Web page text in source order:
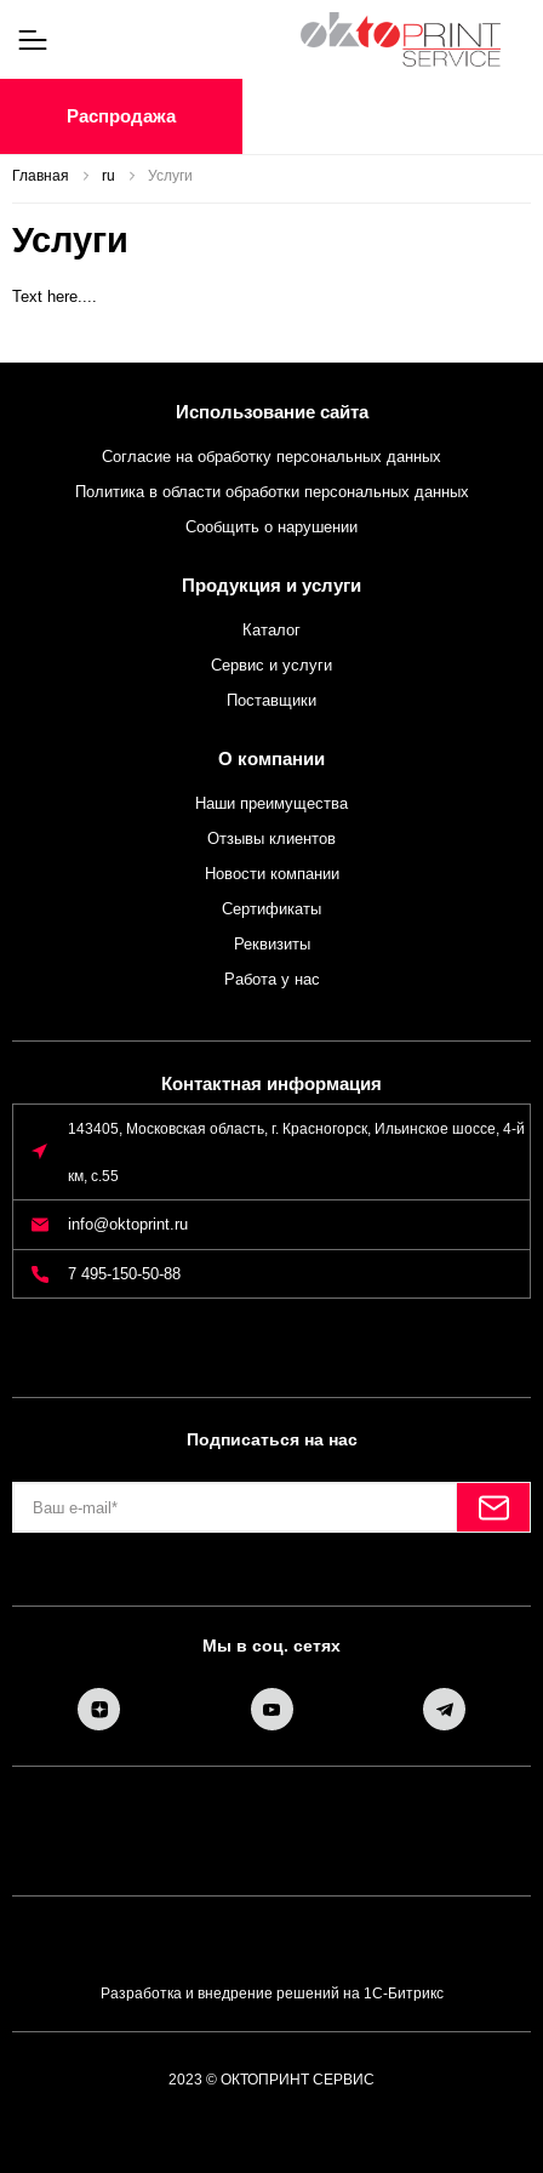
Распродажа
Главная ru Услуги
Услуги
Text here....
Использование сайта
Согласие на обработку персональных данных
Политика в области обработки персональных данных
Сообщить о нарушении
Продукция и услуги
Каталог
Сервис и услуги
Поставщики
О компании
Наши преимущества
Отзывы клиентов
Новости компании
Сертификаты
Реквизиты
Работа у нас
Контактная информация
143405, Московская область, г. Красногорск, Ильинское шоссе, 4-й
км, с.55
info@oktoprint.ru
7 495-150-50-88
Подписаться на нас
Мы в соц. сетях
Разработка и внедрение решений на 1С-Битрикс
2023 © ОКТОПРИНТ СЕРВИС